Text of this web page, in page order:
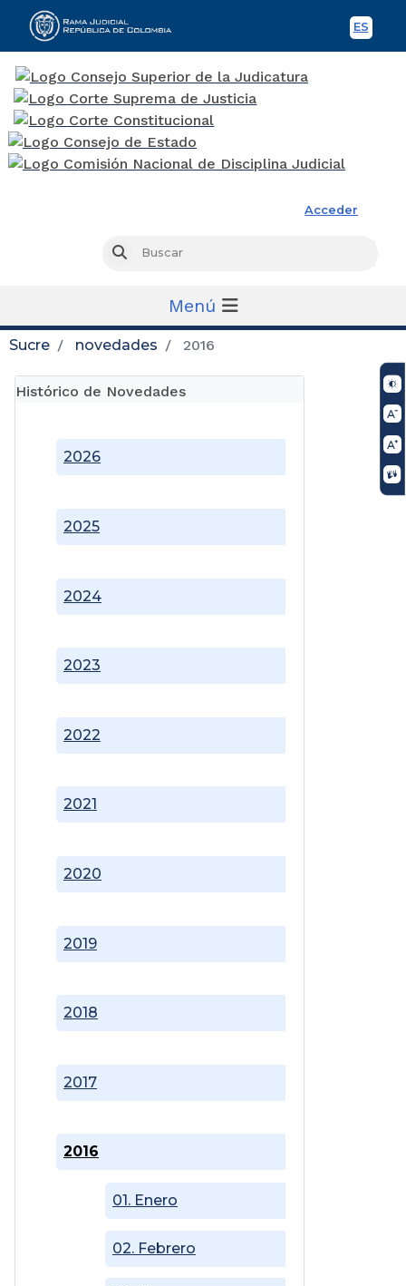
ES
Acceder
Buscar
Menú
Sucre novedades 2016
Histórico de Novedades
2016
01. Enero
02. Febrero
2017
2018
2019
2020
2021
2022
2023
2024
2025
2026